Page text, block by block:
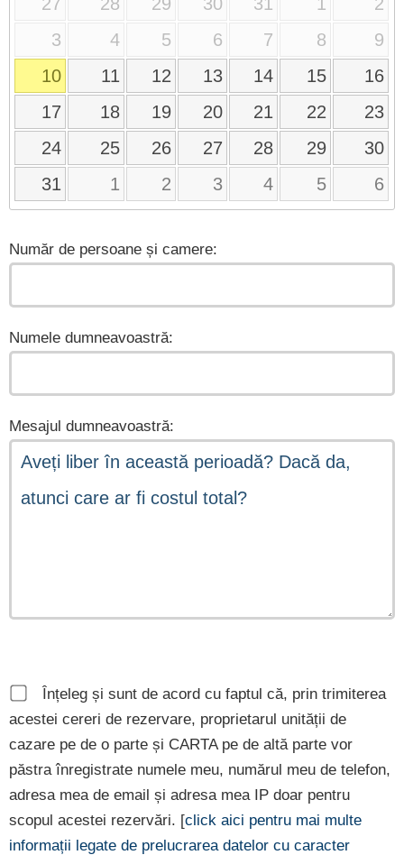
3
4 5 6 7 8
9
10
11 12 13 14 15
16
17
18 19 20 21 22
23
24
25 26 27 28 29
30
31
1 2 3 4 5 6
Număr de persoane și camere:
Numele dumneavoastră:
Mesajul dumneavoastră:
Înțeleg și sunt de acord cu faptul că, prin trimiterea
acestei cereri de rezervare, proprietarul unității de
cazare pe de o parte și CARTA pe de altă parte vor
păstra înregistrate numele meu, numărul meu de telefon,
adresa mea de email și adresa mea IP doar pentru
scopul acestei rezervări. [click aici pentru mai multe
informații legate de prelucrarea datelor cu caracter